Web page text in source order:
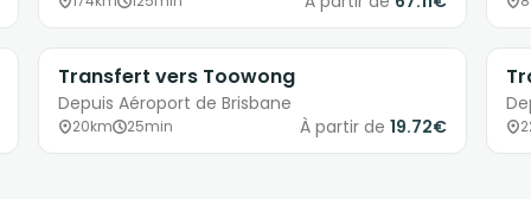
Transfert vers Toowong
Depuis Aéroport de Brisbane
20km 25min À partir de 19.72€